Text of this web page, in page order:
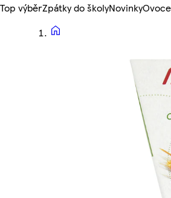
Top výběrZpátky do školyNovinky